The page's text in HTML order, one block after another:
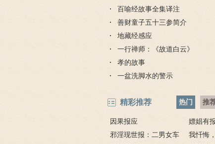
百喻经故事全集译注
善财童子五十三参简介
地藏经感应
一行禅师：《故道白云》
孝的故事
一盆洗脚水的警示
精彩推荐 热门 推
因果报应
嫖娼有
嫖娼报应
邪淫现世报：二男女车
我忏悔